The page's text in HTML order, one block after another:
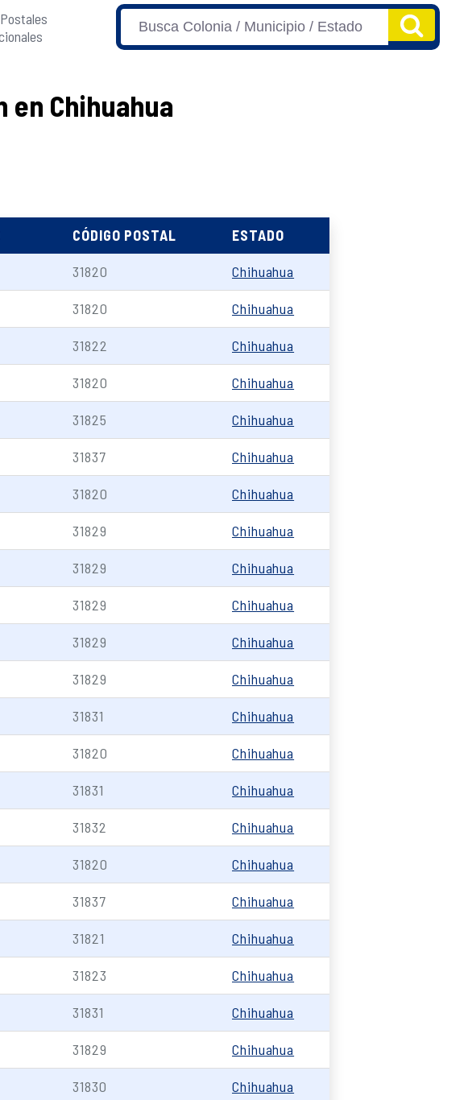
en Chihuahua
CÓDIGO POSTAL ESTADO
31820 Chihuahua
31820 Chihuahua
31822 Chihuahua
31820 Chihuahua
31825 Chihuahua
31837 Chihuahua
31820 Chihuahua
31829 Chihuahua
31829 Chihuahua
31829 Chihuahua
31829 Chihuahua
31829 Chihuahua
31831 Chihuahua
31820 Chihuahua
31831 Chihuahua
31832 Chihuahua
31820 Chihuahua
31837 Chihuahua
31821 Chihuahua
31823 Chihuahua
31831 Chihuahua
31829 Chihuahua
31830 Chihuahua